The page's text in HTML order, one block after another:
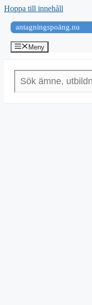
Hoppa till innehåll
antagningspoäng.nu
Meny